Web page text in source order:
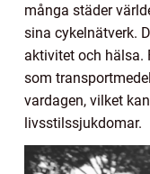
många städer
sina cykelnätverk.
aktivitet och hälsa.
som
vardagen, vilket
livsstilssjukdomar.